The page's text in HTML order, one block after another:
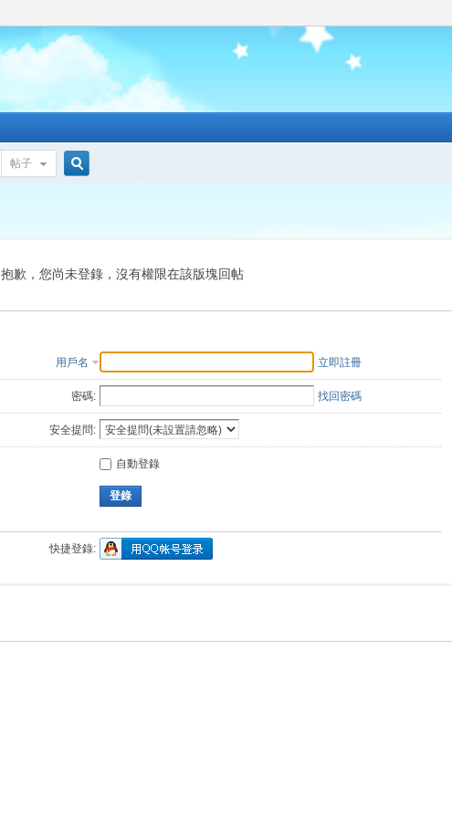
帖子
索
抱歉，您尚未登錄，沒有權限在該版塊回帖
用戶名 立即註冊
密碼: 找回密碼
安全提問:
自動登錄
登錄
快捷登錄: